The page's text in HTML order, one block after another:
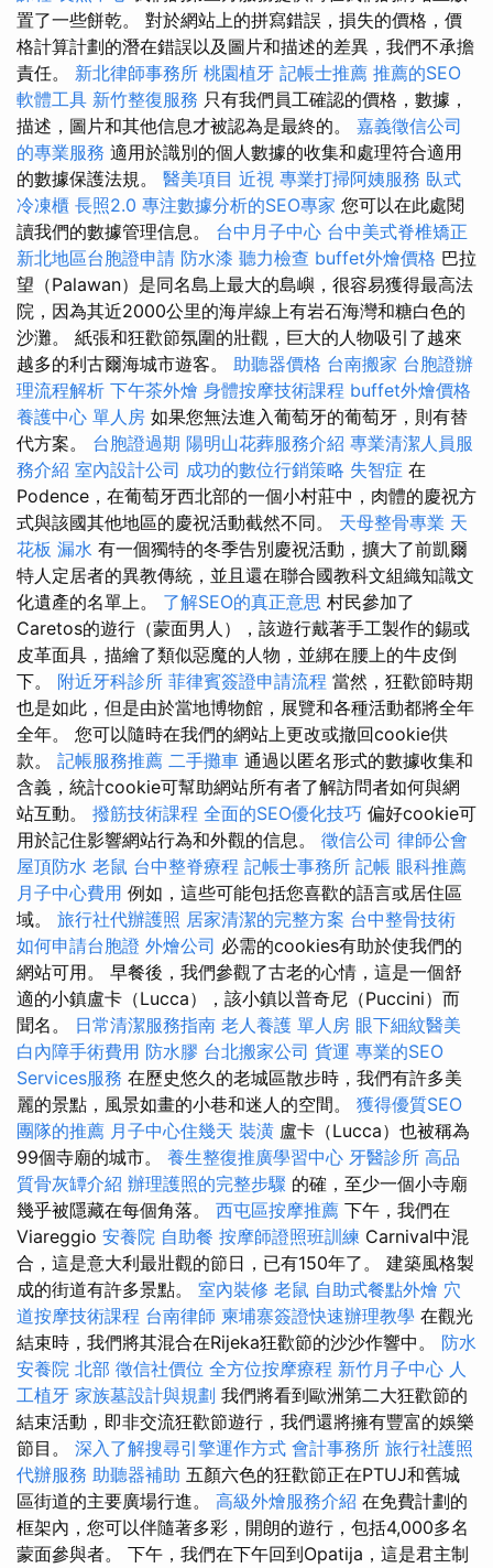
置了一些餅乾。 對於網站上的拼寫錯誤，損失的價格，價
格計算計劃的潛在錯誤以及圖片和描述的差異，我們不承擔
責任。 新北律師事務所 桃園植牙 記帳士推薦 推薦的SEO
軟體工具 新竹整復服務 只有我們員工確認的價格，數據，
描述，圖片和其他信息才被認為是最終的。 嘉義徵信公司
的專業服務 適用於識別的個人數據的收集和處理符合適用
的數據保護法規。 醫美項目 近視 專業打掃阿姨服務 臥式
冷凍櫃 長照2.0 專注數據分析的SEO專家 您可以在此處閱
讀我們的數據管理信息。 台中月子中心 台中美式脊椎矯正
新北地區台胞證申請 防水漆 聽力檢查 buffet外燴價格 巴拉
望（Palawan）是同名島上最大的島嶼，很容易獲得最高法
院，因為其近2000公里的海岸線上有岩石海灣和糖白色的
沙灘。 紙張和狂歡節氛圍的壯觀，巨大的人物吸引了越來
越多的利古爾海城市遊客。 助聽器價格 台南搬家 台胞證辦
理流程解析 下午茶外燴 身體按摩技術課程 buffet外燴價格
養護中心 單人房 如果您無法進入葡萄牙的葡萄牙，則有替
代方案。 台胞證過期 陽明山花葬服務介紹 專業清潔人員服
務介紹 室內設計公司 成功的數位行銷策略 失智症 在
Podence，在葡萄牙西北部的一個小村莊中，肉體的慶祝方
式與該國其他地區的慶祝活動截然不同。 天母整骨專業 天
花板 漏水 有一個獨特的冬季告別慶祝活動，擴大了前凱爾
特人定居者的異教傳統，並且還在聯合國教科文組織知識文
化遺產的名單上。 了解SEO的真正意思 村民參加了
Caretos的遊行（蒙面男人），該遊行戴著手工製作的錫或
皮革面具，描繪了類似惡魔的人物，並綁在腰上的牛皮倒
下。 附近牙科診所 菲律賓簽證申請流程 當然，狂歡節時期
也是如此，但是由於當地博物館，展覽和各種活動都將全年
全年。 您可以隨時在我們的網站上更改或撤回cookie供
款。 記帳服務推薦 二手攤車 通過以匿名形式的數據收集和
含義，統計cookie可幫助網站所有者了解訪問者如何與網
站互動。 撥筋技術課程 全面的SEO優化技巧 偏好cookie可
用於記住影響網站行為和外觀的信息。 徵信公司 律師公會
屋頂防水 老鼠 台中整脊療程 記帳士事務所 記帳 眼科推薦
月子中心費用 例如，這些可能包括您喜歡的語言或居住區
域。 旅行社代辦護照 居家清潔的完整方案 台中整骨技術
如何申請台胞證 外燴公司 必需的cookies有助於使我們的
網站可用。 早餐後，我們參觀了古老的心情，這是一個舒
適的小鎮盧卡（Lucca），該小鎮以普奇尼（Puccini）而
聞名。 日常清潔服務指南 老人養護 單人房 眼下細紋醫美
白內障手術費用 防水膠 台北搬家公司 貨運 專業的SEO
Services服務 在歷史悠久的老城區散步時，我們有許多美
麗的景點，風景如畫的小巷和迷人的空間。 獲得優質SEO
團隊的推薦 月子中心住幾天 裝潢 盧卡（Lucca）也被稱為
99個寺廟的城市。 養生整復推廣學習中心 牙醫診所 高品
質骨灰罈介紹 辦理護照的完整步驟 的確，至少一個小寺廟
幾乎被隱藏在每個角落。 西屯區按摩推薦 下午，我們在
Viareggio 安養院 自助餐 按摩師證照班訓練 Carnival中混
合，這是意大利最壯觀的節日，已有150年了。 建築風格製
成的街道有許多景點。 室內裝修 老鼠 自助式餐點外燴 穴
道按摩技術課程 台南律師 柬埔寨簽證快速辦理教學 在觀光
結束時，我們將其混合在Rijeka狂歡節的沙沙作響中。 防水
安養院 北部 徵信社價位 全方位按摩療程 新竹月子中心 人
工植牙 家族墓設計與規劃 我們將看到歐洲第二大狂歡節的
結束活動，即非交流狂歡節遊行，我們還將擁有豐富的娛樂
節目。 深入了解搜尋引擎運作方式 會計事務所 旅行社護照
代辦服務 助聽器補助 五顏六色的狂歡節正在PTUJ和舊城
區街道的主要廣場行進。 高級外燴服務介紹 在免費計劃的
框架內，您可以伴隨著多彩，開朗的遊行，包括4,000多名
蒙面參與者。 下午，我們在下午回到Opatija，這是君主制